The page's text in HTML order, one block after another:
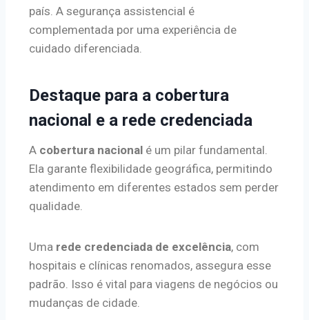
país. A segurança assistencial é
complementada por uma experiência de
cuidado diferenciada.
Destaque para a cobertura
nacional e a rede credenciada
A cobertura nacional é um pilar fundamental.
Ela garante flexibilidade geográfica, permitindo
atendimento em diferentes estados sem perder
qualidade.
Uma rede credenciada de excelência, com
hospitais e clínicas renomados, assegura esse
padrão. Isso é vital para viagens de negócios ou
mudanças de cidade.